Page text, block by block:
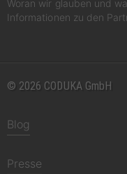
Woran wir glauben und
Informationen zu den
© 2026 CODUKA GmbH
Blog
Presse